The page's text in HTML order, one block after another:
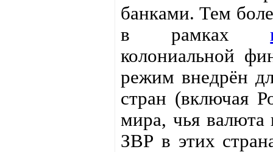
банками. Тем
в рамках
колониальной
режим внедрён
стран (включая
мира, чья валюта
ЗВР в этих